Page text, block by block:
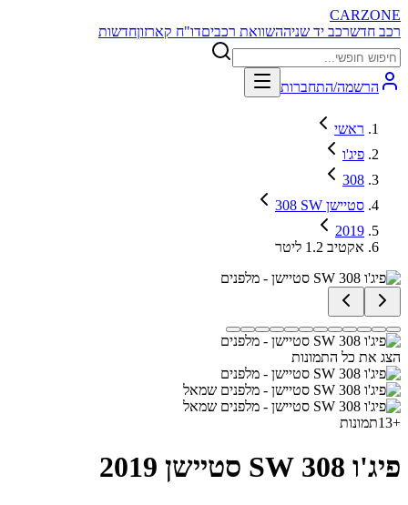
CARZONE
רכב חדשרכב יד שניההשוואת רכביםדו"ח קארזוןחדשות
הרשמה/התחברות
ראשי
פיג'ו
308
308 SW סטיישן
2019
אקטיב 1.2 ליטר
הצג את כל התמונות
+
13תמונות
פיג'ו 308 SW סטיישן 2019